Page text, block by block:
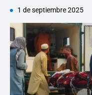
1 de septiembre 2025